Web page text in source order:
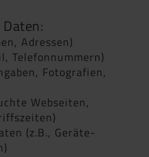
Adressen)
Telefonnummern)
Fotografien,
Webseiten,
(z.B., Geräte-